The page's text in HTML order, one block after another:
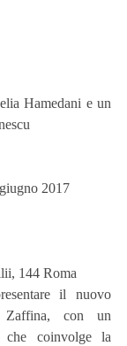
Hamedani e un
2017
144 Roma
il nuovo
Zaffina, con un
che coinvolge la